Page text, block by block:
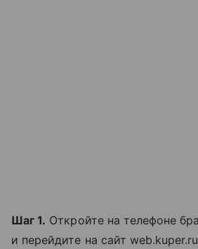
Шаг 1. Откройте на телефоне
и перейдите на сайт